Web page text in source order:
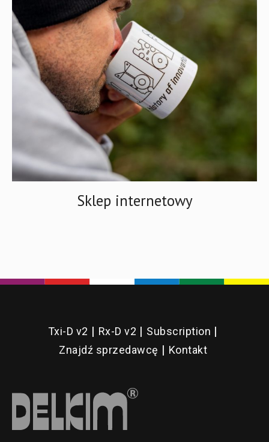
Sklep internetowy
Txi-D v2 Rx-D v2
Subscription
Znajdź sprzedawcę
Kontakt